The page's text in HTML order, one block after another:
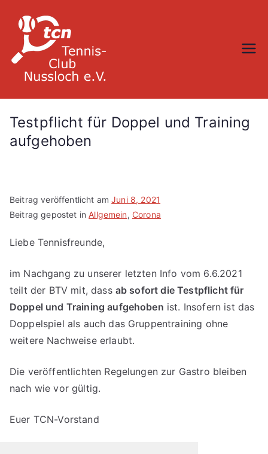
Inhalt
springen
Testpflicht für Doppel und Training
aufgehoben
Beitrag veröffentlicht amJuni 8, 2021
Beitrag gepostet inAllgemein, Corona
Liebe Tennisfreunde,
im Nachgang zu unserer letzten Info vom 6.6.2021
teilt der BTV mit, dass ab sofort die Testpflicht für
Doppel und Training aufgehoben ist. Insofern ist das
Doppelspiel als auch das Gruppentraining ohne
weitere Nachweise erlaubt.
Die veröffentlichten Regelungen zur Gastro bleiben
nach wie vor gültig.
Euer TCN-Vorstand